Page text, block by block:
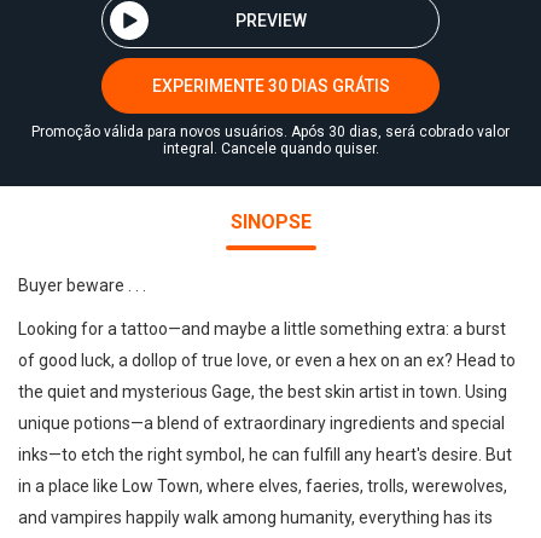
PREVIEW
EXPERIMENTE 30 DIAS GRÁTIS
Promoção válida para novos usuários. Após 30 dias, será cobrado valor
integral. Cancele quando quiser.
SINOPSE
Buyer beware . . .
Looking for a tattoo—and maybe a little something extra: a burst
of good luck, a dollop of true love, or even a hex on an ex? Head to
the quiet and mysterious Gage, the best skin artist in town. Using
unique potions—a blend of extraordinary ingredients and special
inks—to etch the right symbol, he can fulfill any heart's desire. But
in a place like Low Town, where elves, faeries, trolls, werewolves,
and vampires happily walk among humanity, everything has its